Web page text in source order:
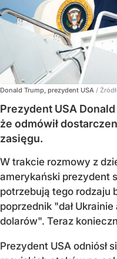
Donald Trump, prezydent USA /
Prezydent USA
że odmówił
zasięgu.
W trakcie rozmowy z
amerykański prezydent
potrzebują tego rodzaju
poprzednik "dał
dolarów". Teraz
Prezydent USA odniósł